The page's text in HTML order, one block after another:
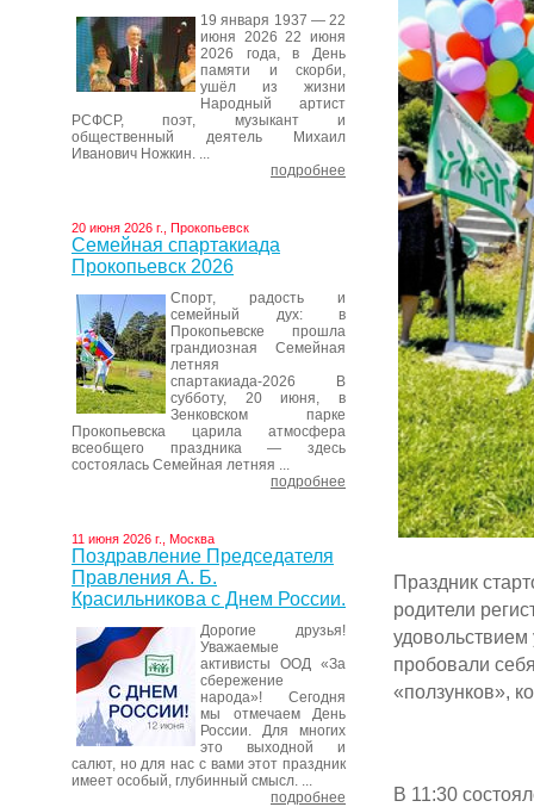
19 января 1937 — 22
июня 2026 22 июня
2026 года, в День
памяти и скорби,
ушёл из жизни
Народный артист
РСФСР, поэт, музыкант и
общественный деятель Михаил
Иванович Ножкин. ...
подробнее
20 июня 2026 г., Прокопьевск
Семейная спартакиада
Прокопьевск 2026
Спорт, радость и
семейный дух: в
Прокопьевске прошла
грандиозная Семейная
летняя
спартакиада-2026 В
субботу, 20 июня, в
Зенковском парке
Прокопьевска царила атмосфера
всеобщего праздника — здесь
состоялась Семейная летняя ...
подробнее
11 июня 2026 г., Москва
Поздравление Председателя
Правления А. Б.
Красильникова с Днем России.
Дорогие друзья!
Уважаемые
активисты ООД «За
сбережение
народа»! Сегодня
мы отмечаем День
России. Для многих
это выходной и
салют, но для нас с вами этот праздник
имеет особый, глубинный смысл. ...
подробнее
Праздник
родители
удовольствием
пробовали
«ползунков»,
В 11:30